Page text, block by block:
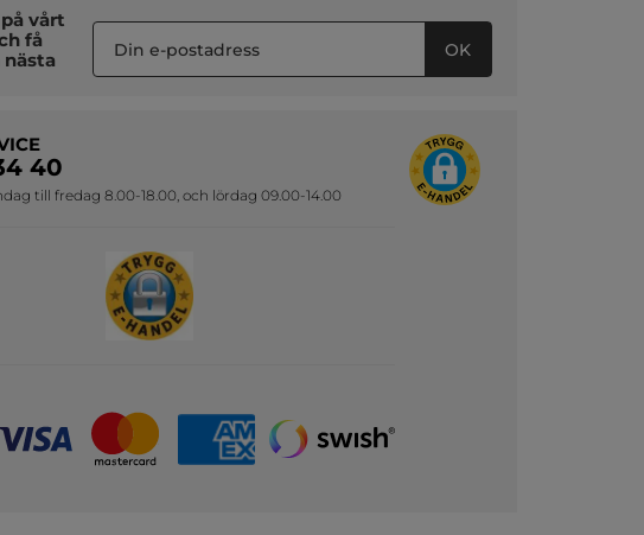
på vårt
få
nästa
OK
40
till fredag 8.00-18.00, och lördag 09.00-14.00